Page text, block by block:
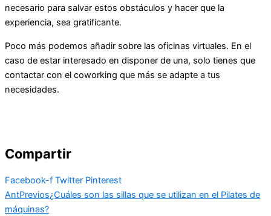
necesario para salvar estos obstáculos y hacer que la
experiencia, sea gratificante.
Poco más podemos añadir sobre las oficinas virtuales. En el
caso de estar interesado en disponer de una, solo tienes que
contactar con el coworking que más se adapte a tus
necesidades.
Compartir
Facebook-f Twitter Pinterest
AntPrevios¿Cuáles son las sillas que se utilizan en el Pilates de
máquinas?